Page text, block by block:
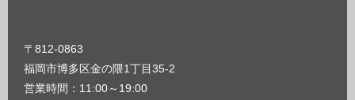
〒812-0863
福岡市博多区金の隈1丁目35-2
営業時間：11:00～19:00